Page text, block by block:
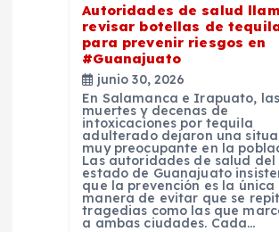
Autoridades de salud
revisar botellas de
para prevenir riesgos en
#Guanajuato
junio 30, 2026
En Salamanca e Irapuato, las
muertes y decenas de
intoxicaciones por tequila
adulterado dejaron una
muy preocupante en la
Las autoridades de salud del
estado de Guanajuato
que la prevención es la única
manera de evitar que se
tragedias como las que
a ambas ciudades. Cada…